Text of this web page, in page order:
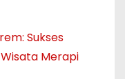
Sukses
Merapi